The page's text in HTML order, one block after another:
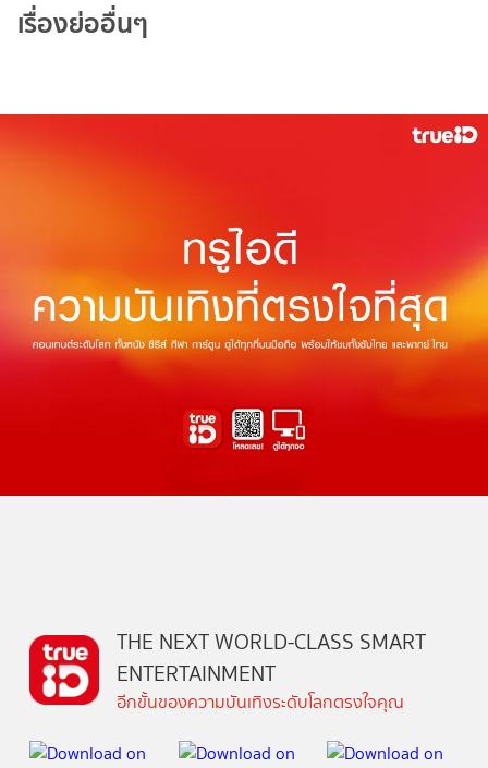
เรื่องย่ออื่นๆ
THE NEXT WORLD-CLASS SMART
ENTERTAINMENT
อีกขั้นของความบันเทิงระดับโลกตรงใจคุณ